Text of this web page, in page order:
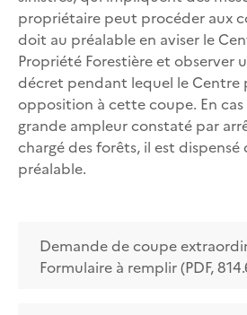
propriétaire peut procéder aux
doit au préalable en aviser le
Propriété Forestière et observer
décret pendant lequel le Centre
opposition à cette coupe. En
grande ampleur constaté par
chargé des forêts, il est
préalable.
Demande de coupe
Formulaire à remplir (PDF,